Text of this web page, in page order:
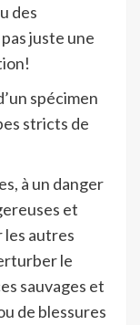
des
juste une
spécimen
stricts de
à un danger
et
autres
le
sauvages et
de blessures